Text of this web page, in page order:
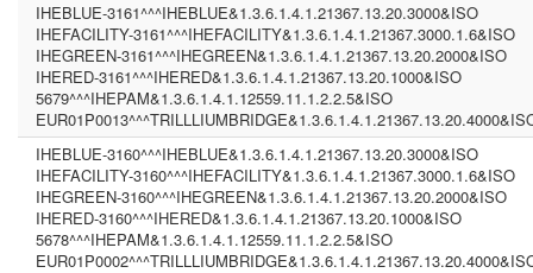
IHEBLUE-3161^^^IHEBLUE&1.3.6.1.4.1.21367.13.20.3000&ISO
IHEFACILITY-3161^^^IHEFACILITY&1.3.6.1.4.1.21367.3000.1.6&ISO
IHEGREEN-3161^^^IHEGREEN&1.3.6.1.4.1.21367.13.20.2000&ISO
IHERED-3161^^^IHERED&1.3.6.1.4.1.21367.13.20.1000&ISO
5679^^^IHEPAM&1.3.6.1.4.1.12559.11.1.2.2.5&ISO
IHEBLUE-3160^^^IHEBLUE&1.3.6.1.4.1.21367.13.20.3000&ISO
IHEFACILITY-3160^^^IHEFACILITY&1.3.6.1.4.1.21367.3000.1.6&ISO
IHEGREEN-3160^^^IHEGREEN&1.3.6.1.4.1.21367.13.20.2000&ISO
IHERED-3160^^^IHERED&1.3.6.1.4.1.21367.13.20.1000&ISO
5678^^^IHEPAM&1.3.6.1.4.1.12559.11.1.2.2.5&ISO